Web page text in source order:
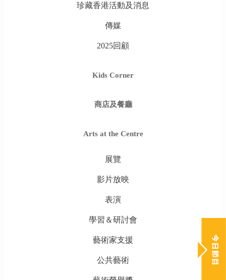
珍藏香港活動及消息
傳媒
2025回顧
Kids Corner
商店及餐廳
Arts at the Centre
展覽
影片放映
表演
學習＆研討會
藝術家支援
公共藝術